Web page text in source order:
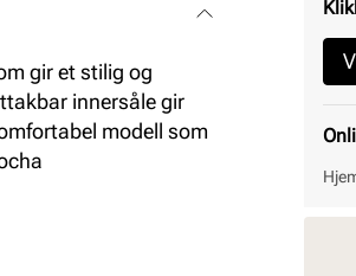
gir et stilig og
innersåle gir
modell som